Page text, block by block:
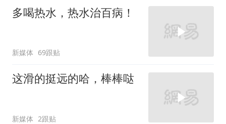
多喝热水，热水治百病！
新媒体 69跟贴
这滑的挺远的哈，棒棒哒
新媒体 2跟贴